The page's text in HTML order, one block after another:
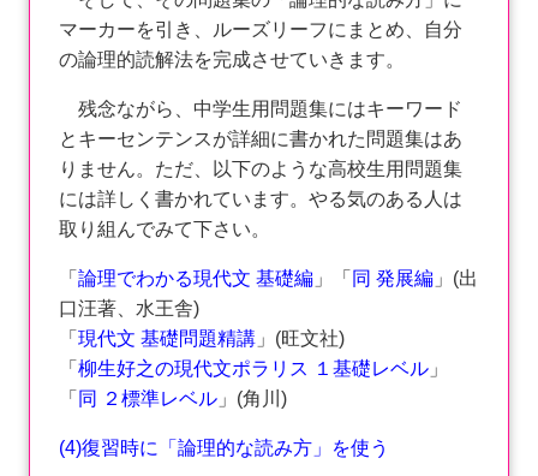
マーカーを引き、ルーズリーフにまとめ、自分
の論理的読解法を完成させていきます。
残念ながら、中学生用問題集にはキーワード
とキーセンテンスが詳細に書かれた問題集はあ
りません。ただ、以下のような高校生用問題集
には詳しく書かれています。やる気のある人は
取り組んでみて下さい。
「 論理でわかる現代文 基礎編 」「 同 発展編 」(出
口汪著、水王舎)
「 現代文 基礎問題精講 」(旺文社)
「 柳生好之の現代文ポラリス １基礎レベル 」
「 同 ２標準レベル 」(角川)
(4)復習時に「論理的な読み方」を使う